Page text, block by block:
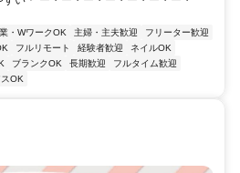
・WワークOK 主婦・主夫歓迎
フリーター歓迎
フルリモート 経験者歓迎
ネイルOK
ブランクOK 長期歓迎
フルタイム歓迎
スOK